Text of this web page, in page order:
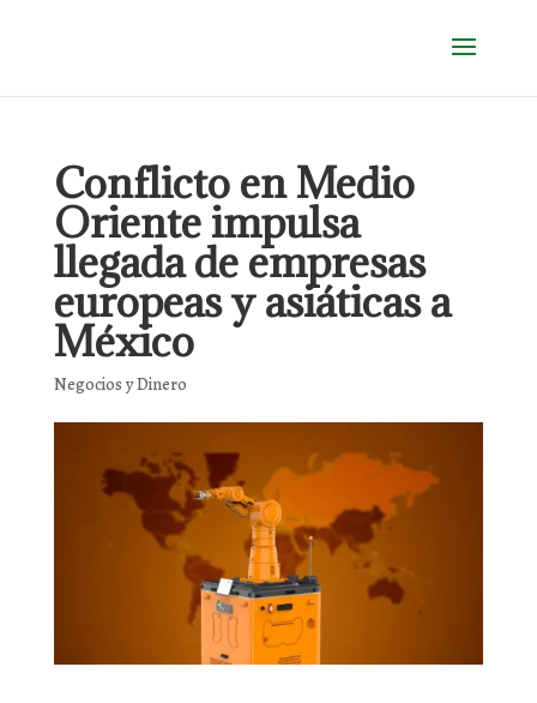
Conflicto en Medio
Oriente impulsa
llegada de empresas
europeas y asiáticas a
México
Negocios y Dinero